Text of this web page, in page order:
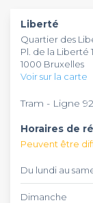
pour s'adapter
d'affaires. Ce
40 personnes
convives.
Privateaser.
Liberté
Quartier des
Pl. de la Liberté 1
1000 Bruxelles
Voir sur la carte
Tram - Ligne
Horaires de
Peuvent être
Du lundi au
Dimanche